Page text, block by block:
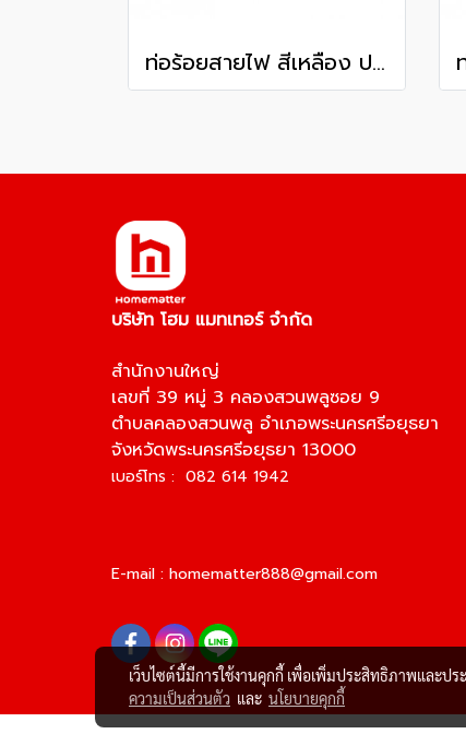
ท่อร้อยสายไฟ สีเหลือง ปลายบาน พีวีซี ท่อน้ำไทย ชั้นคุณภาพ 2 80 มม. 3 นิ้ว ยาว 6 เมตร
บริษัท โฮม แมทเทอร์ จำกัด
สำนักงานใหญ่
เลขที่ 39 หมู่ 3 คลองสวนพลูซอย 9
ตำบลคลองสวนพลู อำเภอพระนครศรีอยุธยา
จังหวัดพระนครศรีอยุธยา 13000
เบอร์โทร : 082 614 1942
E-mail : homematter888@gmail.com
เว็บไซต์นี้มีการใช้งานคุกกี้ เพื่อเพิ่มประสิทธิภาพและป
ความเป็นส่วนตัว และ นโยบายคุกกี้